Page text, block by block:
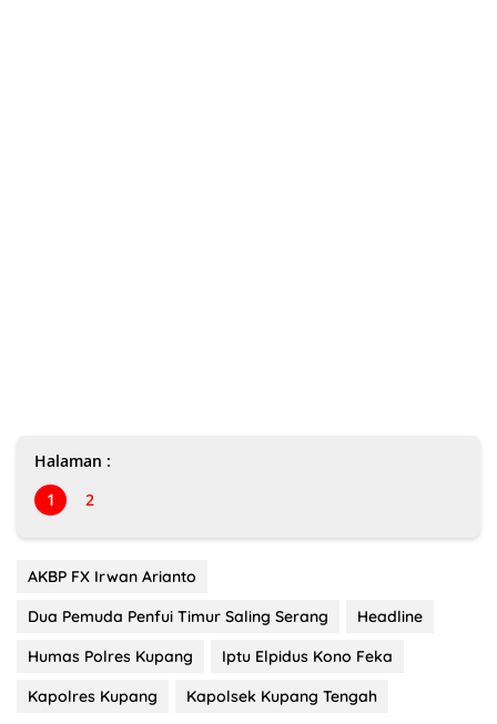
Halaman :
1
2
AKBP FX Irwan Arianto
Dua Pemuda Penfui Timur Saling Serang
Headline
Humas Polres Kupang
Iptu Elpidus Kono Feka
Kapolres Kupang
Kapolsek Kupang Tengah